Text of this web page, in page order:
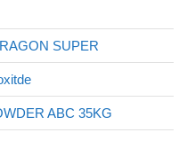
SUPER
ABC 35KG